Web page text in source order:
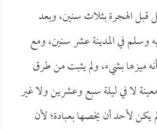
قبل الهجرة بثلاث سنين، وبعد
وسلم في المدينة عشر سنين، ومع
ميزها بشيء، ولم يثبت من طرق
لا في ليلة سبع وعشرين ولا غير
لأحد أن يخصها بعبادة؛ لأن